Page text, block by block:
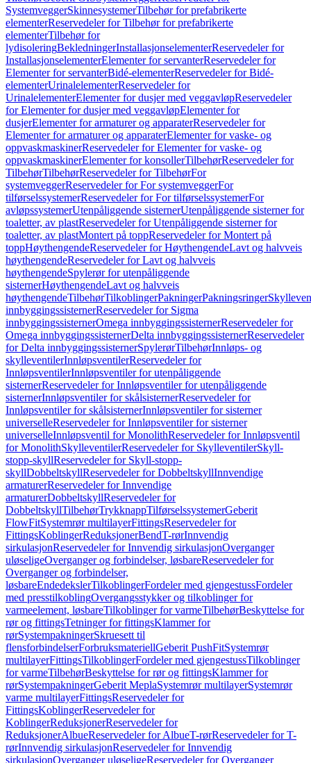
SystemveggerSkinnesystemerTilbehør for prefabrikerte
elementerReservedeler for Tilbehør for prefabrikerte
elementerTilbehør for
lydisoleringBekledningerInstallasjonselementerReservedeler for
InstallasjonselementerElementer for servanterReservedeler for
Elementer for servanterBidé-elementerReservedeler for Bidé-
elementerUrinalelementerReservedeler for
UrinalelementerElementer for dusjer med veggavløpReservedeler
for Elementer for dusjer med veggavløpElementer for
dusjerElementer for armaturer og apparaterReservedeler for
Elementer for armaturer og apparaterElementer for vaske- og
oppvaskmaskinerReservedeler for Elementer for vaske- og
oppvaskmaskinerElementer for konsollerTilbehørReservedeler for
TilbehørTilbehørReservedeler for TilbehørFor
systemveggerReservedeler for For systemveggerFor
tilførselssystemerReservedeler for For tilførselssystemerFor
avløpssystemerUtenpåliggende sisternerUtenpåliggende sisterner for
toaletter, av plastReservedeler for Utenpåliggende sisterner for
toaletter, av plastMontert på toppReservedeler for Montert på
toppHøythengendeReservedeler for HøythengendeLavt og halvveis
høythengendeReservedeler for Lavt og halvveis
høythengendeSpylerør for utenpåliggende
sisternerHøythengendeLavt og halvveis
høythengendeTilbehørTilkoblingerPakningerPakningsringer
innbyggingssisternerReservedeler for Sigma
innbyggingssisternerOmega innbyggingssisternerReservedeler for
Omega innbyggingssisternerDelta innbyggingssisternerReservedeler
for Delta innbyggingssisternerSpylerørTilbehørInnløps- og
skylleventilerInnløpsventilerReservedeler for
InnløpsventilerInnløpsventiler for utenpåliggende
sisternerReservedeler for Innløpsventiler for utenpåliggende
sisternerInnløpsventiler for skålsisternerReservedeler for
Innløpsventiler for skålsisternerInnløpsventiler for sisterner
universelleReservedeler for Innløpsventiler for sisterner
universelleInnløpsventil for MonolithReservedeler for Innløpsventil
for MonolithSkylleventilerReservedeler for SkylleventilerSkyll-
stopp-skyllReservedeler for Skyll-stopp-
skyllDobbeltskyllReservedeler for DobbeltskyllInnvendige
armaturerReservedeler for Innvendige
armaturerDobbeltskyllReservedeler for
DobbeltskyllTilbehørTrykknappTilførselssystemerGeberit
FlowFitSystemrør multilayerFittingsReservedeler for
FittingsKoblingerReduksjonerBendT-rørInnvendig
sirkulasjonReservedeler for Innvendig sirkulasjonOverganger
uløseligeOverganger og forbindelser, løsbareReservedeler for
Overganger og forbindelser,
løsbareEndedekslerTilkoblingerFordeler med gjengestussFordeler
med presstilkoblingOvergangsstykker og tilkoblinger for
varmeelement, løsbareTilkoblinger for varmeTilbehørBeskyttelse for
rør og fittingsTetninger for fittingsKlammer for
rørSystempakningerSkruesett til
flensforbindelserForbruksmateriellGeberit PushFitSystemrør
multilayerFittingsTilkoblingerFordeler med gjengestussTilkoblinger
for varmeTilbehørBeskyttelse for rør og fittingsKlammer for
rørSystempakningerGeberit MeplaSystemrør multilayerSystemrør
varme multilayerFittingsReservedeler for
FittingsKoblingerReservedeler for
KoblingerReduksjonerReservedeler for
ReduksjonerAlbueReservedeler for AlbueT-rørReservedeler for T-
rørInnvendig sirkulasjonReservedeler for Innvendig
sirkulasjonOverganger uløseligeReservedeler for Overganger